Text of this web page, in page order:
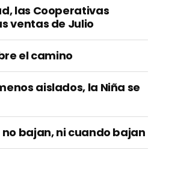
las Cooperativas
ventas de Julio
el camino
aislados, la Niña se
no bajan, ni cuando bajan